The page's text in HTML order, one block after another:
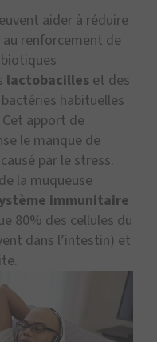
aider à réduire
renforcement de
lactobacilles et des
habituelles
apport de
le manque de
par le stress.
de la muqueuse
immunitaire
80% des cellules du
dans l’intestin) et